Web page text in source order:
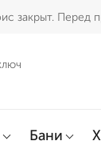
закрыт. Перед
Бани